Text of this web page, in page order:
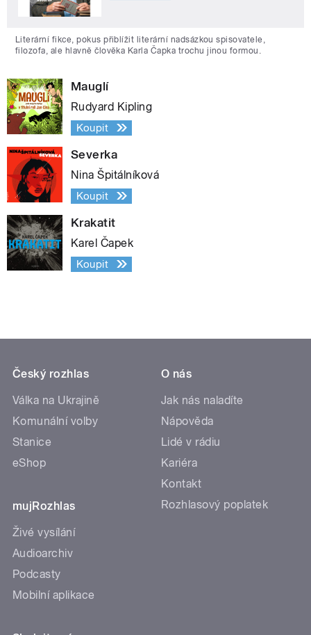
Literární fikce, pokus přiblížit literární nadsázkou spisovatele,
filozofa, ale hlavně člověka Karla Čapka trochu jinou formou.
Mauglí
Rudyard Kipling
Koupit
Severka
Nina Špitálníková
Koupit
Krakatit
Karel Čapek
Koupit
Český rozhlas
Válka na Ukrajině
Komunální volby
Stanice
eShop
mujRozhlas
Živé vysílání
Audioarchiv
Podcasty
Mobilní aplikace
O nás
Jak nás naladíte
Nápověda
Lidé v rádiu
Kariéra
Kontakt
Rozhlasový poplatek